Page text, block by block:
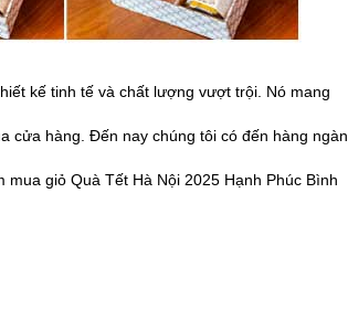
kế tinh tế và chất lượng vượt trội. Nó mang
cửa hàng. Đến nay chúng tôi có đến hàng ngàn
giỏ Quà Tết Hà Nội 2025 Hạnh Phúc Bình